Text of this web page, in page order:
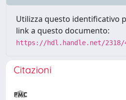
Utilizza questo identificativo
link a questo documento:
https://hdl.handle.net/2318/
Citazioni